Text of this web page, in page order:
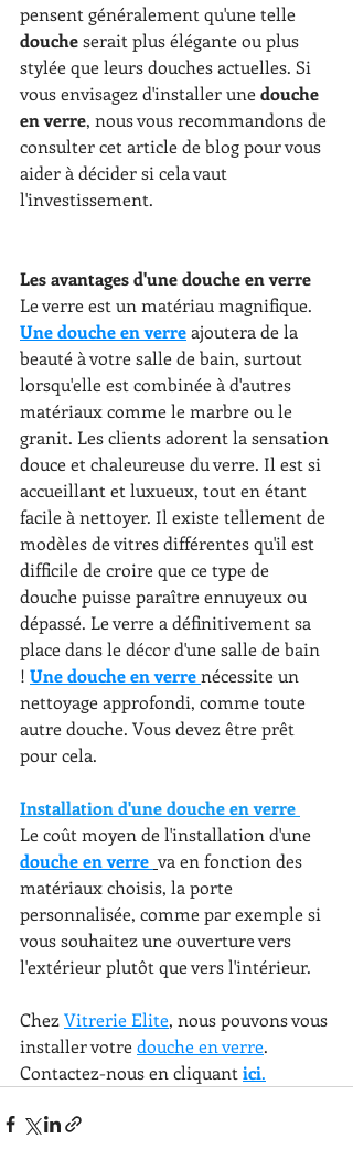
pensent généralement qu'une telle
douche serait plus élégante ou plus
stylée que leurs douches actuelles. Si
vous envisagez d'installer une douche
en verre, nous vous recommandons de
consulter cet article de blog pour vous
aider à décider si cela vaut
l'investissement.
Les avantages d'une douche en verre
Le verre est un matériau magnifique.
Une douche en verreajoutera de la
beauté à votre salle de bain, surtout
lorsqu'elle est combinée à d'autres
matériaux comme le marbre ou le
granit. Les clients adorent la sensation
douce et chaleureuse du verre. Il est si
accueillant et luxueux, tout en étant
facile à nettoyer. Il existe tellement de
modèles de vitres différentes qu'il est
difficile de croire que ce type de
douche puisse paraître ennuyeux ou
dépassé. Le verre a définitivement sa
place dans le décor d'une salle de bain
! Une douche en verre nécessite un
nettoyage approfondi, comme toute
autre douche. Vous devez être prêt
pour cela.
Installation d'une douche en verre
Le coût moyen de l'installation d'une
douche en verre va en fonction des
matériaux choisis, la porte
personnalisée, comme par exemple si
vous souhaitez une ouverture vers
l'extérieur plutôt que vers l'intérieur.
Chez Vitrerie Elite, nous pouvons vous
installer votre douche en verre.
Contactez-nous en cliquant ici.